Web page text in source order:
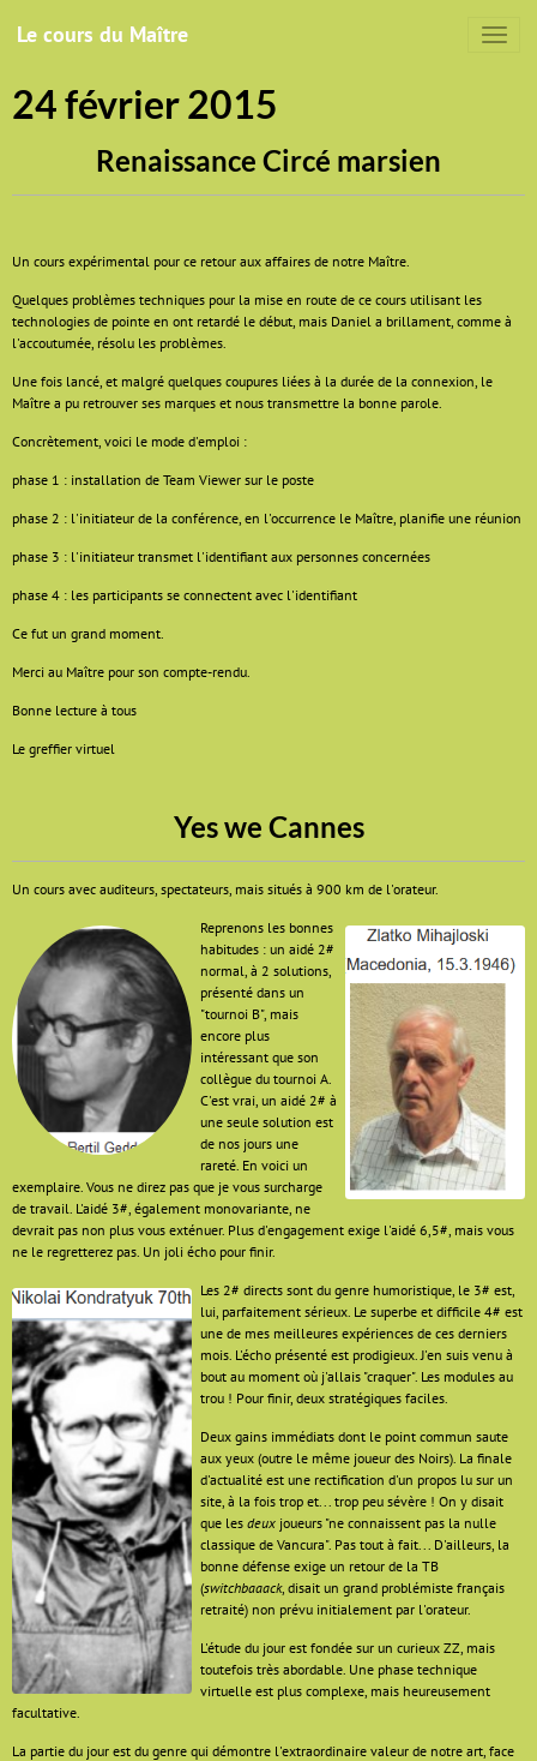
Le cours du Maître
24 février 2015
Renaissance Circé marsien
Un cours expérimental pour ce retour aux affaires de notre Maître.
Quelques problèmes techniques pour la mise en route de ce cours utilisant les
technologies de pointe en ont retardé le début, mais Daniel a brillament, comme à
l'accoutumée, résolu les problèmes.
Une fois lancé, et malgré quelques coupures liées à la durée de la connexion, le
Maître a pu retrouver ses marques et nous transmettre la bonne parole.
Concrètement, voici le mode d'emploi :
phase 1 : installation de Team Viewer sur le poste
phase 2 : l'initiateur de la conférence, en l'occurrence le Maître, planifie une réunion
phase 3 : l'initiateur transmet l'identifiant aux personnes concernées
phase 4 : les participants se connectent avec l'identifiant
Ce fut un grand moment.
Merci au Maître pour son compte-rendu.
Bonne lecture à tous
Le greffier virtuel
Yes we Cannes
Un cours avec auditeurs, spectateurs, mais situés à 900 km de l'orateur.
Reprenons les bonnes
habitudes : un aidé 2#
normal, à 2 solutions,
présenté dans un
"tournoi B", mais
encore plus
intéressant que son
collègue du tournoi A.
C'est vrai, un aidé 2# à
une seule solution est
de nos jours une
rareté. En voici un
exemplaire. Vous ne direz pas que je vous surcharge
de travail. L'aidé 3#, également monovariante, ne
devrait pas non plus vous exténuer. Plus d'engagement exige l'aidé 6,5#, mais vous
ne le regretterez pas. Un joli écho pour finir.
Les 2# directs sont du genre humoristique, le 3# est,
lui, parfaitement sérieux. Le superbe et difficile 4# est
une de mes meilleures expériences de ces derniers
mois. L'écho présenté est prodigieux. J'en suis venu à
bout au moment où j'allais "craquer". Les modules au
trou ! Pour finir, deux stratégiques faciles.
Deux gains immédiats dont le point commun saute
aux yeux (outre le même joueur des Noirs). La finale
d'actualité est une rectification d'un propos lu sur un
site, à la fois trop et... trop peu sévère ! On y disait
que les deux joueurs "ne connaissent pas la nulle
classique de Vancura". Pas tout à fait... D'ailleurs, la
bonne défense exige un retour de la TB
(switchbaaack, disait un grand problémiste français
retraité) non prévu initialement par l'orateur.
L'étude du jour est fondée sur un curieux ZZ, mais
toutefois très abordable. Une phase technique
virtuelle est plus complexe, mais heureusement
facultative.
La partie du jour est du genre qui démontre l'extraordinaire valeur de notre art, face